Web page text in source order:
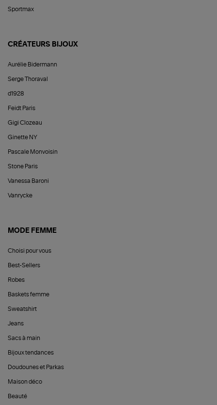
Sportmax
CRÉATEURS BIJOUX
Aurélie Bidermann
Serge Thoraval
d1928
Feidt Paris
Gigi Clozeau
Ginette NY
Pascale Monvoisin
Stone Paris
Vanessa Baroni
Vanrycke
MODE FEMME
Choisi pour vous
Best-Sellers
Robes
Baskets femme
Sweatshirt
Jeans
Sacs à main
Bijoux tendances
Doudounes et Parkas
Maison déco
Beauté